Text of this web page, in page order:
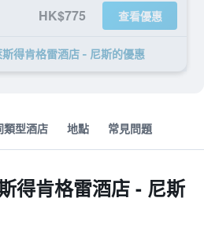
HK$775 查看優惠
得肯格雷酒店 - 尼斯​的優惠
類型酒店 地點 常見問題
得肯格雷酒店 - 尼斯